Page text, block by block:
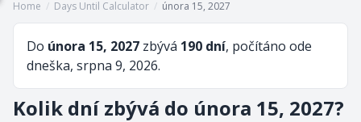
Home / Days Until Calculator / února 15, 2027
Do února 15, 2027 zbývá 190 dní, počítáno ode
dneška, srpna 9, 2026.
Kolik dní zbývá do února 15, 2027?